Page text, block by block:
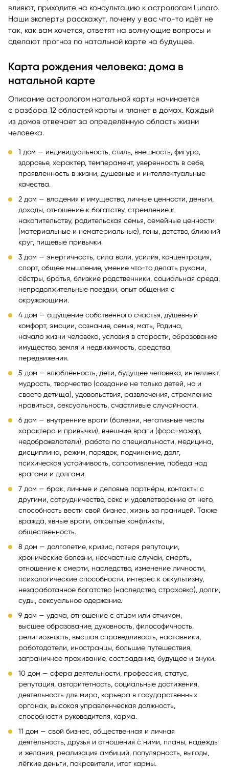
влияют, приходите на консультацию к астрологам Lunaro.
Наши эксперты расскажут, почему у вас что-то идёт не
так, как вам хочется, ответят на волнующие вопросы и
сделают прогноз по натальной карте на будущее.
Карта рождения человека: дома в
натальной карте
Описание астрологом натальной карты начинается
с разбора 12 областей карты и планет в домах. Каждый
из домов отвечает за определённую область жизни
человека.
1 дом — индивидуальность, стиль, внешность, фигура,
здоровье, характер, темперамент, уверенность в себе,
проявленность в жизни, душевные и интеллектуальные
качества.
2 дом — владения и имущество, личные ценности, деньги,
доходы, отношение к богатству, стремление к
накопительству, родительская семья, семейные ценности
(материальные и нематериальные), гены, детство, ближний
круг, пищевые привычки.
3 дом — энергичность, сила воли, усилия, концентрация,
спорт, общее мышление, умение что-то делать руками,
сёстры, братья, близкие родственники, социальная среда,
непродолжительные поездки, опыт общения с
окружающими.
4 дом — ощущение собственного счастья, душевный
комфорт, эмоции, сознание, семья, мать, Родина,
начало жизни человека, условия в старости, образование
имущество, земля и недвижимость, средства
передвижения.
5 дом — влюблённость, дети, будущее человека, интеллект,
мудрость, творчество (создание не только детей, но и
своего детища), удовольствия, развлечения, стремление
нравиться, сексуальность, счастливые случайности.
6 дом — внутренние враги (болезни, негативные черты
характера и привычки), внешние враги (форс-мажор,
недоброжелатели), работа по специальности, медицина,
дисциплина, режим, порядок, подчинение, долг,
психическая устойчивость, сопротивление, победа над
врагами и долгами.
7 дом — брак, личные и деловые партнёры, контакты с
другими, сотрудничество, секс и удовлетворение от него,
способность вести свой бизнес, жизнь за границей. Также
вражда, явные враги, открытые конфликты,
общественность.
8 дом — долголетие, кризис, потеря репутации,
хронические болезни, несчастные случаи, смерть,
отношение к смерти, наследство, изменение личности,
психологические способности, интерес к оккультизму,
незаработанное богатство (наследство, страховка), долги,
суды, сексуальное одержание.
9 дом — удача, отношение с отцом или отчимом,
высшее образование, духовность, философичность,
религиозность, высшая справедливость, наставники,
работодатели, иностранцы, большие путешествия,
заграничное проживание, сострадание, будущее и внуки.
10 дом — сфера деятельности, профессия, статус,
репутация, авторитетность, социальные достижения,
деятельность для мира, карьера в государственных
органах, высокая управленческая должность,
способности руководителя, карма.
11 дом — свой бизнес, общественная и личная
деятельность, друзья и отношения с ними, планы, надежды
и желания, реализация амбиций, популярность, выгоды,
лёгкие деньги, покровители, итог кармы.